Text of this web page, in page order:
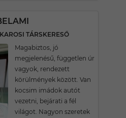
TÁRSKERESŐ
Magabiztos, jó
megjelenésű, független úr
vagyok, rendezett
körülmények között. Van
kocsim imádok autót
vezetni, bejárati a fél
világot. Nagyon szeretek